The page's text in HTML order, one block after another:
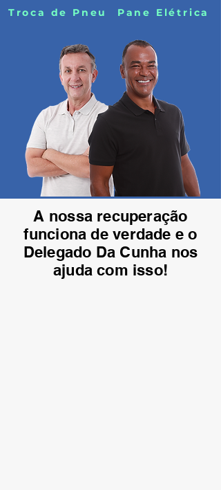
Troca de Pneu Pane Elétrica
A nossa recuperação
funciona de verdade e o
Delegado Da Cunha nos
ajuda com isso!